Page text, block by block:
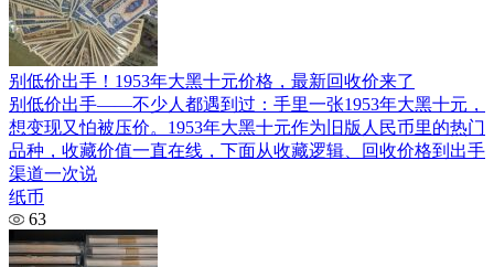
别低价出手！1953年大黑十元价格，最新回收价来了
别低价出手——不少人都遇到过：手里一张1953年大黑十元，
想变现又怕被压价。1953年大黑十元作为旧版人民币里的热门
品种，收藏价值一直在线，下面从收藏逻辑、回收价格到出手
渠道一次说
纸币
63